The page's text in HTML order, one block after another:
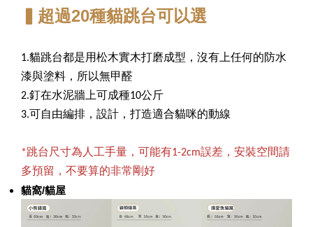
▍超過20種貓跳台可以選
1.貓跳台都是用松木實木打磨成型，沒有上任何的防水
漆與塗料，所以無甲醛
2.釘在水泥牆上可成種10公斤
3.可自由編排，設計，打造適合貓咪的動線
*跳台尺寸為人工手量，可能有1-2cm誤差，安裝空間請
多預留，不要算的非常剛好
貓窩/貓屋